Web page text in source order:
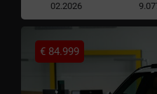
02.2026
€ 84.999